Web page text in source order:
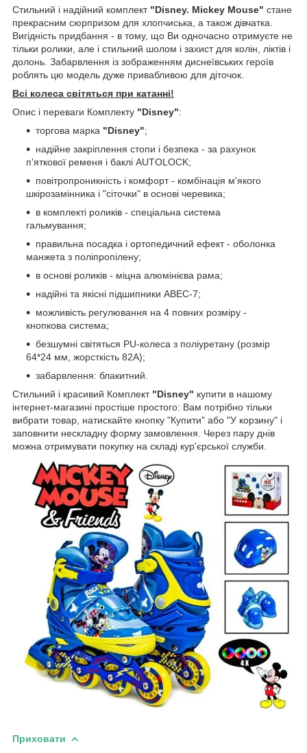
Стильний і надійний комплект "Disney. Mickey Mouse" стане
прекрасним сюрпризом для хлопчиська, а також дівчатка.
Вигідність придбання - в тому, що Ви одночасно отримуєте не
тільки ролики, але і стильний шолом і захист для колін, ліктів і
долонь. Забарвлення із зображенням диснеївських героїв
роблять цю модель дуже привабливою для діточок.
Всі колеса світяться при катанні!
Опис і переваги Комплекту "Disney":
торгова марка "Disney";
надійне закріплення стопи і безпека - за рахунок
п'яткової ременя і баклі AUTОLOCK;
повітропроникність і комфорт - комбінація м'якого
шкірозамінника і "сіточки" в основі черевика;
в комплекті роликів - спеціальна система
гальмування;
правильна посадка і ортопедичний ефект - оболонка
манжета з поліпропілену;
в основі роликів - міцна алюмінієва рама;
надійні та якісні підшипники ABEC-7;
можливість регулювання на 4 повних розміру -
кнопкова система;
безшумні світяться PU-колеса з поліуретану (розмір
64*24 мм, жорсткість 82А);
забарвлення: блакитний.
Стильний і красивий Комплект"Disney" купити в нашому
інтернет-магазині простіше простого: Вам потрібно тільки
вибрати товар, натискайте кнопку "Купити" або "У корзину" і
заповнити нескладну форму замовлення. Через пару днів
можна отримувати покупку на складі кур'єрської служби.
Приховати